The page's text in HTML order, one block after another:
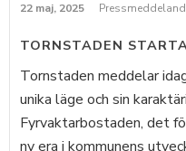
22 maj, 2025
TORNSTADEN
Tornstaden meddelar
unika läge och sin
Fyrvaktarbostaden, det
ny era i kommunens